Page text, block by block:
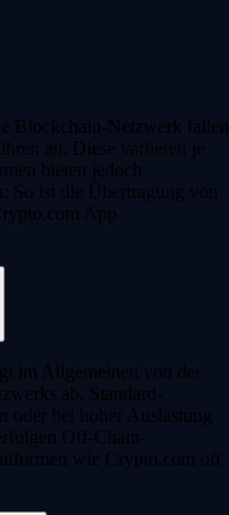
Blockchain-Netzwerk fallen
an. Diese variieren je
bieten jedoch
So ist die Übertragung von
App
im Allgemeinen von der
ab. Standard-
oder bei hoher Auslastung
Off-Chain-
wie Crypto.com oft